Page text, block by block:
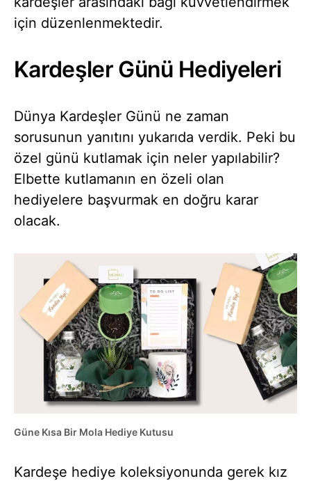
için düzenlenmektedir.
Kardeşler Günü Hediyeleri
Dünya Kardeşler Günü ne zaman
sorusunun yanıtını yukarıda verdik. Peki bu
özel günü kutlamak için neler yapılabilir?
Elbette kutlamanın en özeli olan
hediyelere başvurmak en doğru karar
olacak.
Güne Kısa Bir Mola Hediye Kutusu
Kardeşe hediye koleksiyonunda gerek kız